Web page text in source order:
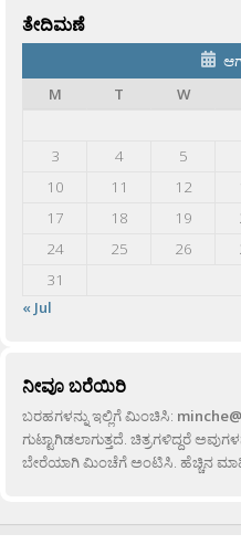
ತೇದಿಮಣೆ
M
T W
3
4 5
10
11 12
17
18 19
24
25 26
31
« Jul
ನೀವೂ ಬರೆಯಿರಿ
ಬರಹಗಳನ್ನು ಇಲ್ಲಿಗೆ ಮಿಂಚಿಸಿ:
ಗುಟ್ಟಾಗಿಡಲಾಗುತ್ತದೆ. ಚಿತ್ರಗಳಿದ್ದರೆ
ಬೇರೆಯಾಗಿ ಮಿಂಚೆಗೆ ಅಂಟಿಸಿ. ಹೆಚ್ಚಿನ